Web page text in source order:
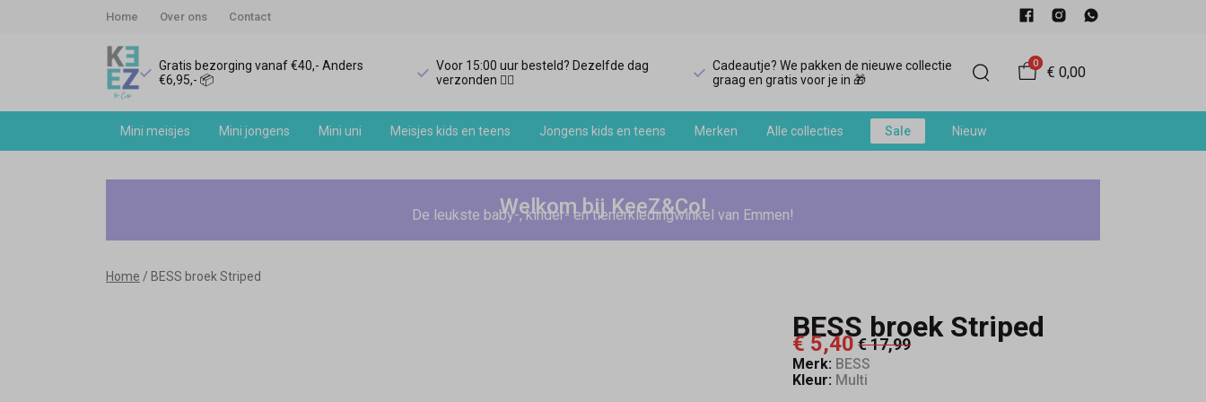
Home Over ons Contact
Gratis bezorging vanaf €40,- Anders
€6,95,- 📦
Voor 15:00 uur besteld? Dezelfde dag
verzonden 🏃‍♀️
Cadeautje? We pakken de nieuwe collectie
graag en gratis voor je in 🎁
0
€ 0,00
Mini meisjes Mini jongens Mini uni Meisjes kids en teens Jongens kids en teens Merken Alle collecties Sale Nieuw
Striped
Welkom bij KeeZ&Co!
De leukste baby-, kinder- en tienerkledingwinkel van Emmen!
Home BESS broek Striped
BESS broek Striped
€ 5,40€ 17,99
Merk: BESS
Kleur: Multi